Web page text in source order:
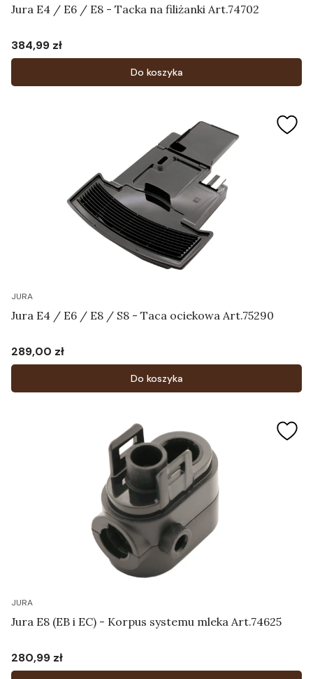
Jura E4 / E6 / E8 - Tacka na filiżanki Art.74702
Cena
384,99 zł
Do koszyka
JURA
Jura E4 / E6 / E8 / S8 - Taca ociekowa Art.75290
Cena
289,00 zł
Do koszyka
JURA
Jura E8 (EB i EC) - Korpus systemu mleka Art.74625
Cena
280,99 zł